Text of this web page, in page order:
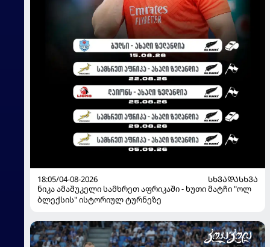
18:05/04-08-2026
ᲡᲮᲕᲐᲓᲐᲡᲮᲕᲐ
ნიკა ამაშუკელი სამხრეთ აფრიკაში - ხუთი მატჩი "ოლ
ბლექსის" ისტორიულ ტურნეზე